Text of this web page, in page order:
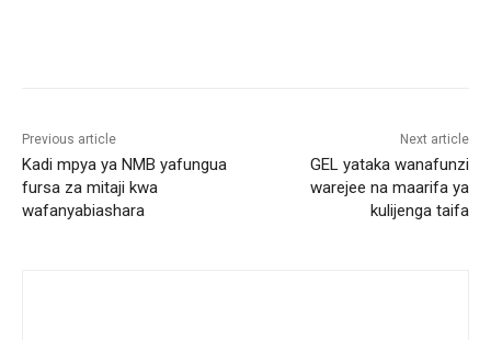
Previous article
Kadi mpya ya NMB yafungua
fursa za mitaji kwa
wafanyabiashara
Next article
GEL yataka wanafunzi
warejee na maarifa ya
kulijenga taifa